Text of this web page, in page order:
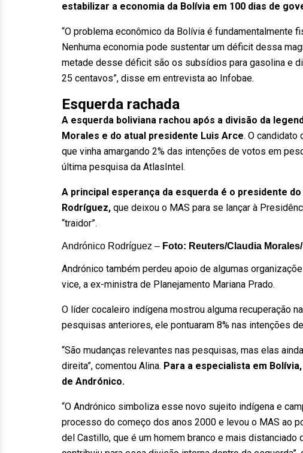
estabilizar a economia da Bolívia em 100 dias de
“O problema econômico da Bolívia é fundamentalmente
Nenhuma economia pode sustentar um déficit dessa
metade desse déficit são os subsídios para gasolina e
25 centavos”, disse em entrevista ao Infobae.
Esquerda rachada
A esquerda boliviana rachou após a divisão da
Morales e do atual presidente Luis Arce. O candidato
que vinha amargando 2% das intenções de votos em
última pesquisa da AtlasIntel.
A principal esperança da esquerda é o presidente
Rodríguez, que deixou o MAS para se lançar à
“traidor”.
Andrónico Rodríguez – Foto: Reuters/Claudia
Andrónico também perdeu apoio de algumas
vice, a ex-ministra de Planejamento Mariana Prado.
O líder cocaleiro indígena mostrou alguma recuperação
pesquisas anteriores, ele pontuaram 8% nas intenções
“São mudanças relevantes nas pesquisas, mas elas
direita”, comentou Alina. Para a especialista em
de Andrónico.
“O Andrónico simboliza esse novo sujeito indígena e
processo do começo dos anos 2000 e levou o MAS ao
del Castillo, que é um homem branco e mais